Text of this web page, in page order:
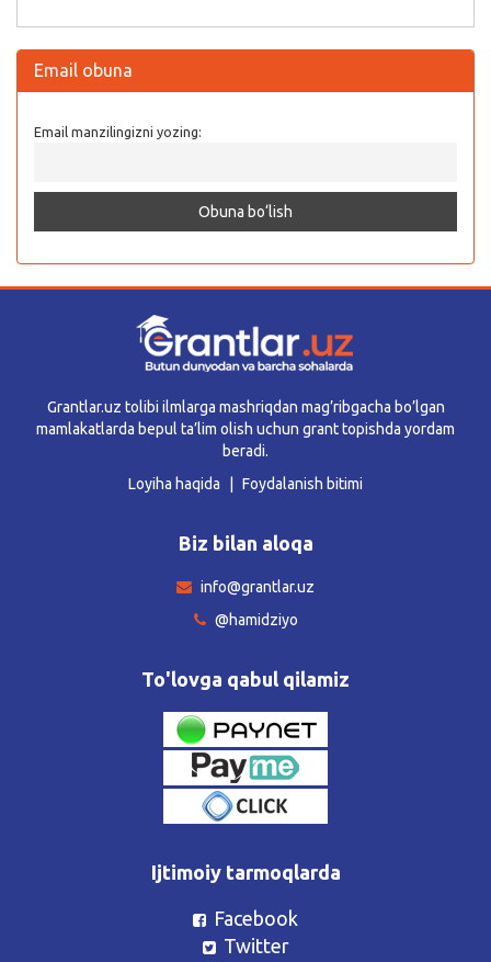
Email obuna
Email manzilingizni yozing:
Grantlar.uz tolibi ilmlarga mashriqdan mag’ribgacha bo’lgan
mamlakatlarda bepul ta’lim olish uchun grant topishda yordam
beradi.
Loyiha haqida
Foydalanish bitimi
Biz bilan aloqa
info@grantlar.uz
@hamidziyo
To'lovga qabul qilamiz
Ijtimoiy tarmoqlarda
Facebook
Twitter